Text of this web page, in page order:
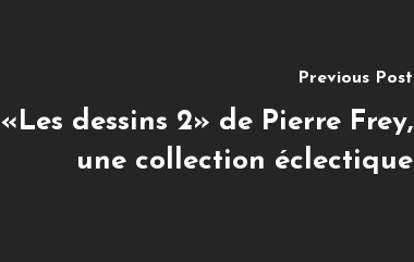
Previous Post
«Les dessins 2» de Pierre Frey,
une collection éclectique